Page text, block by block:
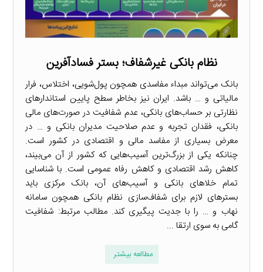
نظام بانکی غیرشفاف؛ بستر فسادآفرین
بانک می‌تواند مبداء مفاسدی همچون پول‌شویی، اختلاس، فرار
مالیاتی و … باشد. ایران نیز بخاطر سطح پایین استاندارهای
نظارتی بر حساب‌های بانکی، عدم شفافیت در صورت‌های مالی
بانکی، فقدان تجربه و عدم صلاحیت مدیران بانکی و … در
معرض بسیاری از مفاسد مالی و اقتصادی در کشور است.
چنانکه یکی از بزرگ‌ترین آسیب‌هایی که کشور از آن می‌بیند،
کاهش رشد اقتصادی و کاهش رفاه عمومی است. با شناسایی
تمام خلاهای بانکی و آسیب‌های آن، بانک مرکزی باید
بسترهای لازم برای شفاف‌سازی نظام بانکی همچون سامانه‌
نهاب و … را با جدیت پیگیری کند. مطالب مرتبط: شفافیت
گامی به سوی ارتقا ...
مطالعه بیشتر